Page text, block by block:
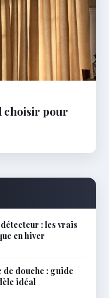
choisir pour
: les vrais
en hiver
douche : guide
idéal